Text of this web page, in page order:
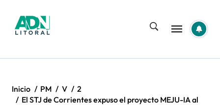
contenido
Inicio PM V
2
El STJ de Corrientes expuso el proyecto MEJU-IA al